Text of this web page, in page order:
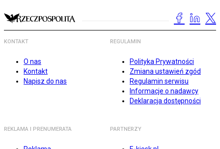
KONTAKT
O nas
Kontakt
Napisz do nas
REGULAMIN
Polityka Prywatności
Zmiana ustawień zgód
Regulamin serwisu
Informacje o nadawcy
Deklaracja dostępności
REKLAMA I PRENUMERATA PARTNERZY